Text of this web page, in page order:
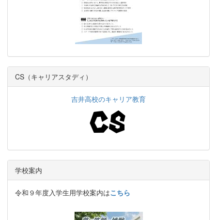
CS（キャリアスタディ）
吉井高校のキャリア教育
学校案内
令和９年度入学生用学校案内はこちら